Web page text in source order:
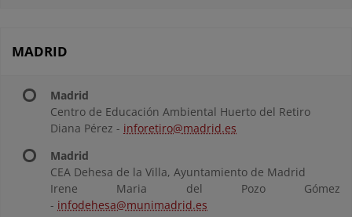
MADRID
Madrid
Centro de Educación Ambiental Huerto del Retiro
Diana Pérez - inforetiro@madrid.es
Madrid
CEA Dehesa de la Villa, Ayuntamiento de Madrid
Irene Maria del Pozo Gómez
- infodehesa@munimadrid.es